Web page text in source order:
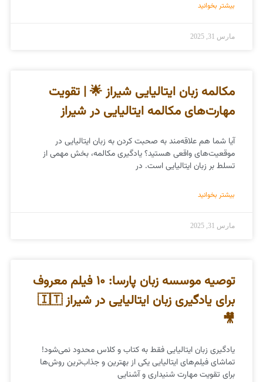
بیشتر بخوانید
مارس 31, 2025
مکالمه زبان ایتالیایی شیراز 🌟 | تقویت
مهارت‌های مکالمه ایتالیایی در شیراز
آیا شما هم علاقه‌مند به صحبت کردن به زبان ایتالیایی در
موقعیت‌های واقعی هستید؟ یادگیری مکالمه، بخش مهمی از
تسلط بر زبان ایتالیایی است. در
بیشتر بخوانید
مارس 31, 2025
توصیه موسسه زبان پارسا: ۱۰ فیلم معروف
برای یادگیری زبان ایتالیایی در شیراز 🇮🇹
🎥
یادگیری زبان ایتالیایی فقط به کتاب و کلاس محدود نمی‌شود!
تماشای فیلم‌های ایتالیایی یکی از بهترین و جذاب‌ترین روش‌ها
برای تقویت مهارت شنیداری و آشنایی